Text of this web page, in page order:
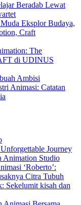
Beradab Lewat
Eksplor Budaya,
Craft
The
di UDINUS
Ambisi
Animasi: Catatan
Unforgettable Journey
Animation Studio
‘Roberto’:
Citra Tubuh
Sekelumit kisah dan